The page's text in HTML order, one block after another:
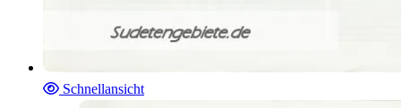
Schnellansicht